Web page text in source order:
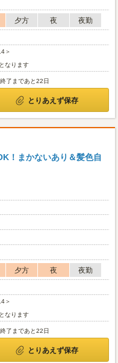
夕方 夜
夜勤
＞
なります
了まであと22日
とりあえず保存
！まかないあり＆髪色自
夕方 夜
夜勤
＞
なります
了まであと22日
とりあえず保存